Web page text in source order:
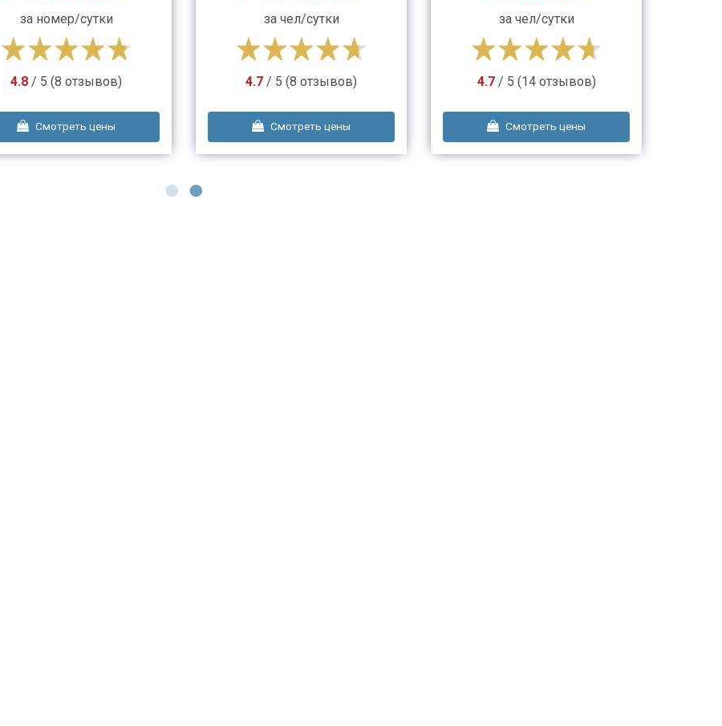
за номер/сутки
Смотреть цены
4.8 / 5 (8 отзывов)
за чел/сутки
Смотреть цены
4.7 / 5 (8 отзывов)
за чел/сутки
Смотреть цены
4.7/ 5 (14 отзывов)